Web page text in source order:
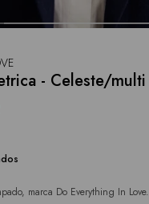
- Celeste/multi
marca Do Everything In Love.